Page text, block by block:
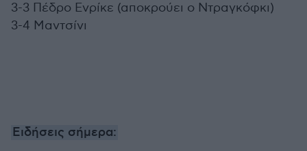
3-3 Πέδρο Ενρίκε (αποκρούει ο Ντραγκόφκι)
3-4 Μαντσίνι
Ειδήσεις σήμερα: